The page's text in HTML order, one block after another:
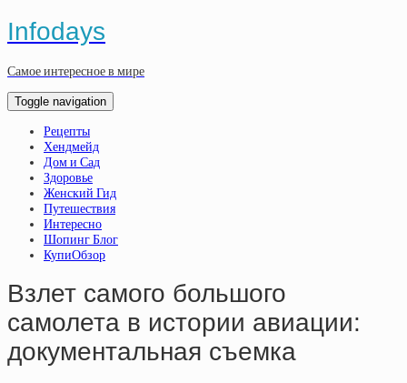
Infodays
Самое интересное в мире
Toggle navigation
Рецепты
Хендмейд
Дом и Сад
Здоровье
Женский Гид
Путешествия
Интересно
Шопинг Блог
КупиОбзор
Взлет самого большого
самолета в истории авиации:
документальная съемка